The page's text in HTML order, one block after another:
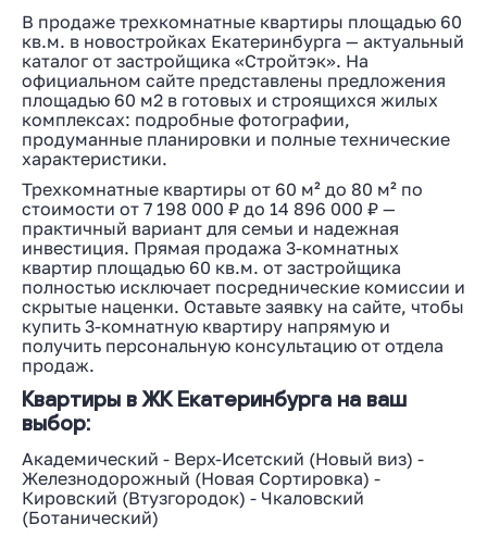
В продаже трехкомнатные квартиры площадью 60
кв.м. в новостройках Екатеринбурга — актуальный
каталог от застройщика «Стройтэк». На
официальном сайте представлены предложения
площадью 60 м2 в готовых и строящихся жилых
комплексах: подробные фотографии,
продуманные планировки и полные технические
характеристики.
Трехкомнатные квартиры от 60 м² до 80 м² по
стоимости от 7 198 000 ₽ до 14 896 000 ₽ —
практичный вариант для семьи и надежная
инвестиция. Прямая продажа 3-комнатных
квартир площадью 60 кв.м. от застройщика
полностью исключает посреднические комиссии и
скрытые наценки. Оставьте заявку на сайте, чтобы
купить 3-комнатную квартиру напрямую и
получить персональную консультацию от отдела
продаж.
Квартиры в ЖК Екатеринбурга на ваш
выбор:
Академический - Верх-Исетский (Новый виз) -
Железнодорожный (Новая Сортировка) -
Кировский (Втузгородок) - Чкаловский
(Ботанический)